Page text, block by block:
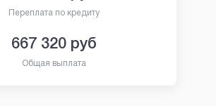
Переплата по кредиту
667 320 руб
Общая выплата